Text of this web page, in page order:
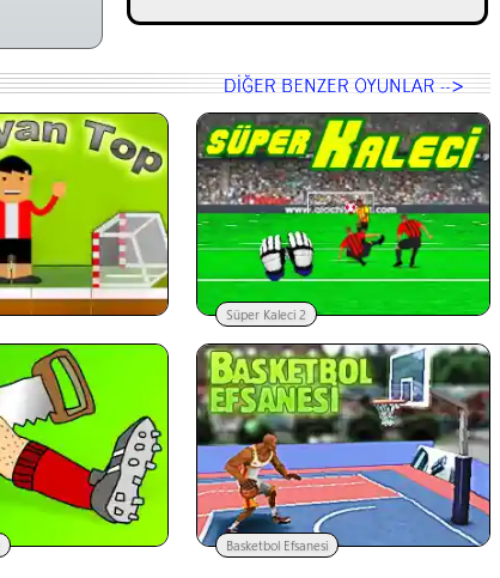
Süper Kaleci 2
Basketbol Efsanesi